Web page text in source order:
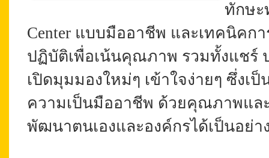
ทักษะ
Center แบบมืออาชีพ และเทคนิคก
ปฏิบัติเพื่อเน้นคุณภาพ รวมทั้งแชร์
เปิดมุมมองใหม่ๆ เข้าใจง่ายๆ ซึ่งเ
ความเป็นมืออาชีพ ด้วยคุณภาพแล
พัฒนาตนเองและองค์กรได้เป็นอย่า